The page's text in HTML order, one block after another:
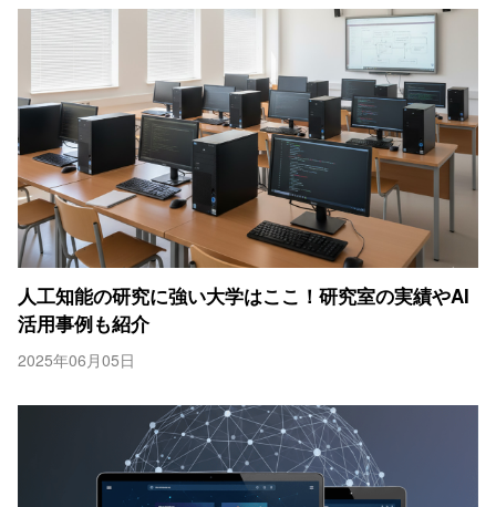
人工知能の研究に強い大学はここ！研究室の実績やAI
活用事例も紹介
2025年06月05日